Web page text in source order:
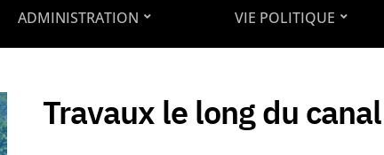
ADMINISTRATION VIE POLITIQUE
Travaux le long du